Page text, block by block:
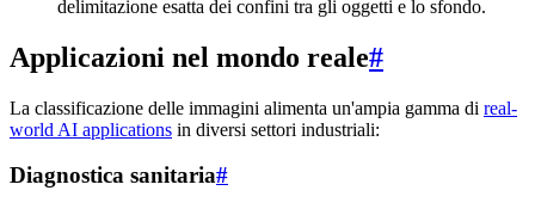
delimitazione esatta dei confini tra gli oggetti e lo sfondo.
Applicazioni nel mondo reale#
La classificazione delle immagini alimenta un'ampia gamma di real-
world AI applications in diversi settori industriali:
Diagnostica sanitaria#